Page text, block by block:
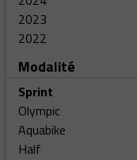
2023
2022
Modalité
Sprint
Olympic
Aquabike
Half